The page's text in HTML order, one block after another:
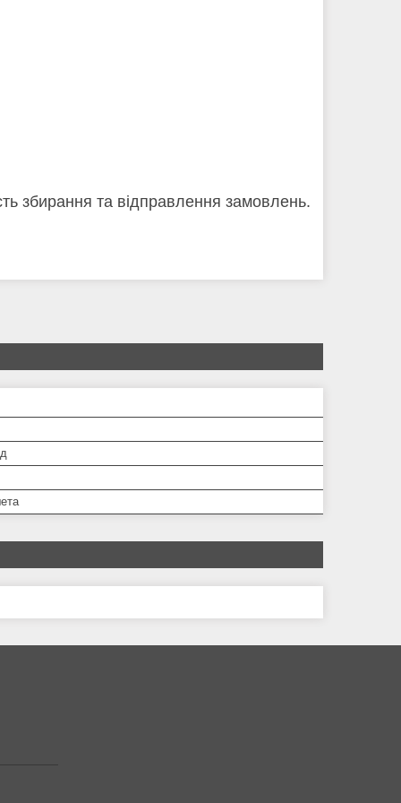
збирання та відправлення замовлень.